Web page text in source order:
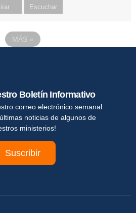
Escuchar
MÁS »
Boletín Informativo
correo electrónico semanal
noticias de algunos de
ministerios!
Suscribir